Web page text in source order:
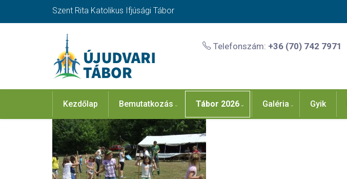
Szent Rita Katolikus Ifjúsági Tábor
Telefonszám: +36 (70) 742 7971
Kezdőlap Bemutatkozás Tábor 2026 Galéria Gyik